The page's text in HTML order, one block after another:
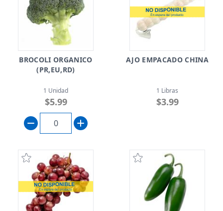
BROCOLI ORGANICO
(PR,EU,RD)
1 Unidad
$5.99
AJO EMPACADO CHINA
1 Libras
$3.99